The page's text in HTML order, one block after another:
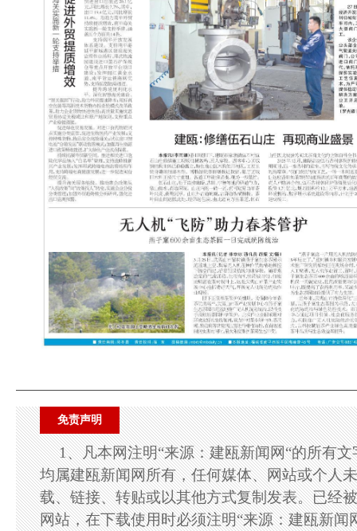
免责声明
1、凡本网注明“来源：建瓯新闻网“的所有
均属建瓯新闻网所有，任何媒体、网站或个人
载、链接、转贴或以其他方式复制发表。已经
网站，在下载使用时必须注明“来源：建瓯新闻